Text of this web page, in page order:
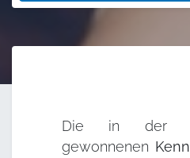
Die in der
gewonnenen